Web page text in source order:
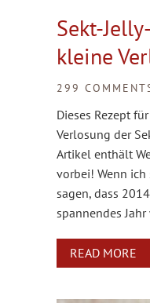
Sekt-
kleine
299
Dieses Rezept
Verlosung der
Artikel enthält
vorbei! Wenn ich
sagen, dass
spannendes
READ MORE